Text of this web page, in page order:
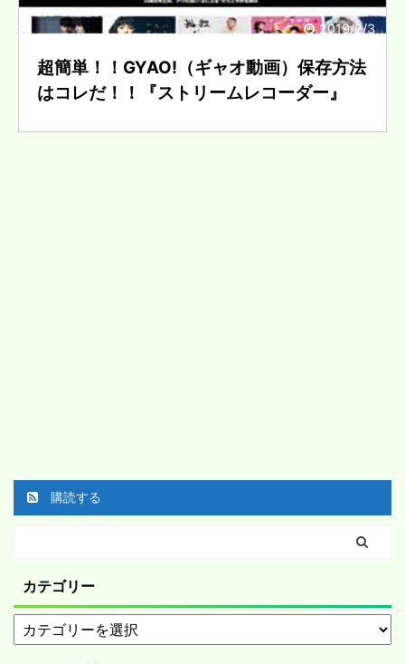
2019/2/3
超簡単！！GYAO!（ギャオ動画）保存方法
はコレだ！！『ストリームレコーダー』
購読する
カテゴリー